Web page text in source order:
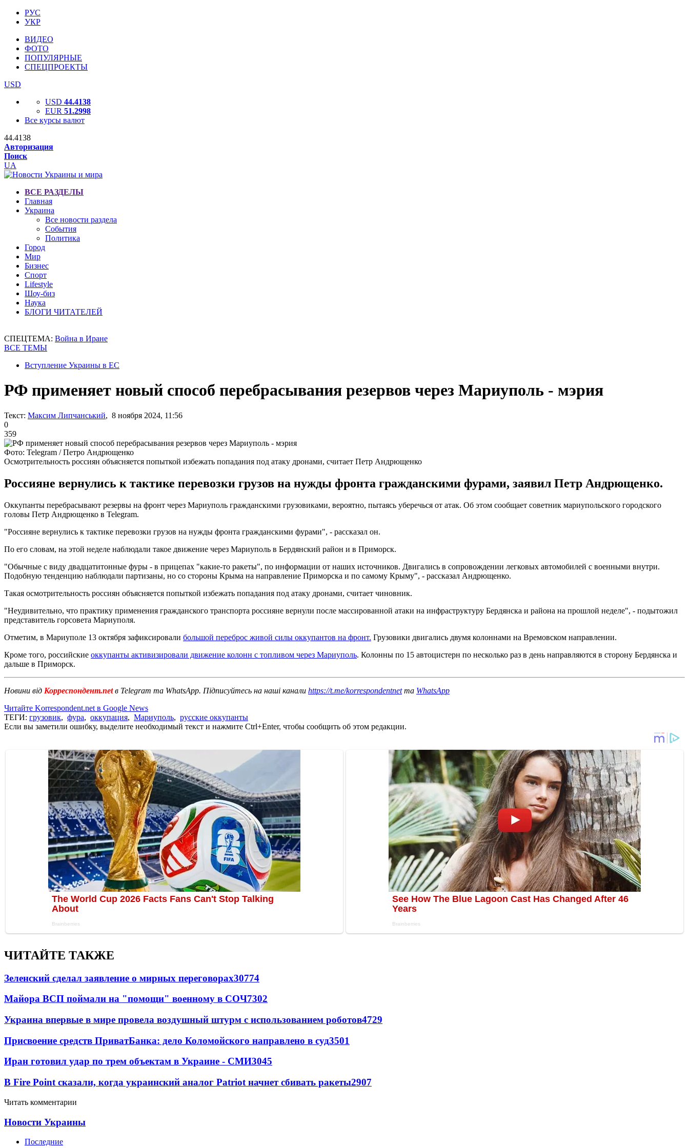
РУС
УКР
ВИДЕО
ФОТО
ПОПУЛЯРНЫЕ
СПЕЦПРОЕКТЫ
USD
USD 44.4138
EUR 51.2998
Все курсы валют
44.4138
Авторизация
Поиск
UA
ВСЕ РАЗДЕЛЫ
Главная
Украина
Все новости раздела
События
Политика
Город
Мир
Бизнес
Спорт
Lifestyle
Шоу-биз
Наука
БЛОГИ ЧИТАТЕЛЕЙ
СПЕЦТЕМА: Война в Иране
ВСЕ ТЕМЫ
Вступление Украины в ЕС
РФ применяет новый способ перебрасывания резервов через Мариуполь - мэрия
Текст: Максим Липчанський, 8 ноября 2024, 11:56
0
359
Фото: Telegram / Петро Андрющенко
Осмотрительность россиян объясняется попыткой избежать попадания под атаку дронами, считает Петр Андрющенко
Россияне вернулись к тактике перевозки грузов на нужды фронта гражданскими фурами, заявил Петр Андрющенко.
Оккупанты перебрасывают резервы на фронт через Мариуполь гражданскими грузовиками, вероятно, пытаясь уберечься от атак. Об этом сообщает советник мариупольского городского
головы Петр Андрющенко в Telegram.
"Россияне вернулись к тактике перевозки грузов на нужды фронта гражданскими фурами", - рассказал он.
По его словам, на этой неделе наблюдали такое движение через Мариуполь в Бердянский район и в Приморск.
"Обычные с виду двадцатитонные фуры - в прицепах "какие-то ракеты", по информации от наших источников. Двигались в сопровождении легковых автомобилей с военными внутри.
Подобную тенденцию наблюдали партизаны, но со стороны Крыма на направление Приморска и по самому Крыму", - рассказал Андрющенко.
Такая осмотрительность россиян объясняется попыткой избежать попадания под атаку дронами, считает чиновник.
"Неудивительно, что практику применения гражданского транспорта россияне вернули после массированной атаки на инфраструктуру Бердянска и района на прошлой неделе", - подытожил
представитель горсовета Мариуполя.
Отметим, в Мариуполе 13 октября зафиксировали большой переброс живой силы оккупантов на фронт. Грузовики двигались двумя колоннами на Времовском направлении.
Кроме того, российские оккупанты активизировали движение колонн с топливом через Мариуполь. Колонны по 15 автоцистерн по несколько раз в день направляются в сторону Бердянска и
дальше в Приморск.
Новини від Корреспондент.netв Telegram та WhatsApp. Підписуйтесь на наші канали https://t.me/korrespondentnetта WhatsApp
Читайте Korrespondent.net в Google News
ТЕГИ: грузовик, фура, оккупация, Мариуполь, русские оккупанты
Если вы заметили ошибку, выделите необходимый текст и нажмите Ctrl+Enter, чтобы сообщить об этом редакции.
ЧИТАЙТЕ ТАКЖЕ
Зеленский сделал заявление о мирных переговорах30774
Майора ВСП поймали на "помощи" военному в СОЧ7302
Украина впервые в мире провела воздушный штурм с использованием роботов4729
Присвоение средств ПриватБанка: дело Коломойского направлено в суд3501
Иран готовил удар по трем объектам в Украине - СМИ3045
В Fire Point сказали, когда украинский аналог Patriot начнет сбивать ракеты2907
Читать комментарии
Новости Украины
Последние